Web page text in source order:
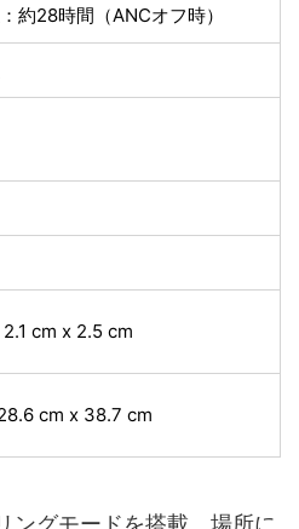
約28時間（ANCオフ時）
cm x 2.5 cm
cm x 38.7 cm